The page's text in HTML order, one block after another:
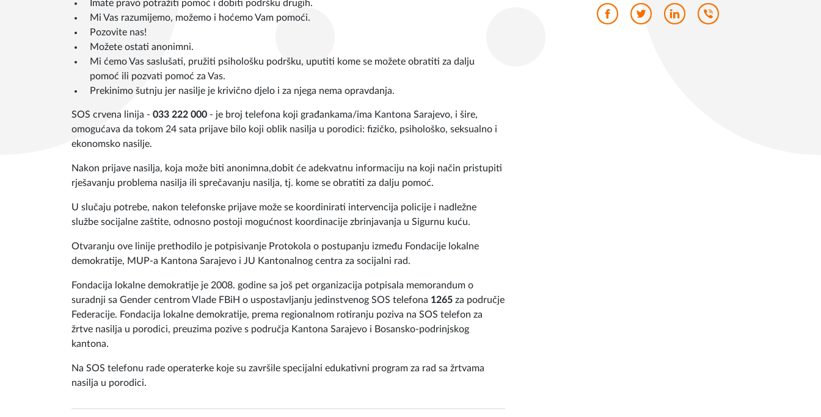
Imate pravo potražiti pomoć i dobiti podršku drugih.
Mi Vas razumijemo, možemo i hoćemo Vam pomoći.
Pozovite nas!
Možete ostati anonimni.
Mi ćemo Vas saslušati, pružiti psihološku podršku, uputiti kome se možete obratiti za dalju
pomoć ili pozvati pomoć za Vas.
Prekinimo šutnju jer nasilje je krivično djelo i za njega nema opravdanja.
SOS crvena linija - 033 222 000 - je broj telefona koji građankama/ima Kantona Sarajevo, i šire,
omogućava da tokom 24 sata prijave bilo koji oblik nasilja u porodici: fizičko, psihološko, seksualno i
ekonomsko nasilje.
Nakon prijave nasilja, koja može biti anonimna,dobit će adekvatnu informaciju na koji način pristupiti
rješavanju problema nasilja ili sprečavanju nasilja, tj. kome se obratiti za dalju pomoć.
U slučaju potrebe, nakon telefonske prijave može se koordinirati intervencija policije i nadležne
službe socijalne zaštite, odnosno postoji mogućnost koordinacije zbrinjavanja u Sigurnu kuću.
Otvaranju ove linije prethodilo je potpisivanje Protokola o postupanju između Fondacije lokalne
demokratije, MUP-a Kantona Sarajevo i JU Kantonalnog centra za socijalni rad.
Fondacija lokalne demokratije je 2008. godine sa još pet organizacija potpisala memorandum o
suradnji sa Gender centrom Vlade FBiH o uspostavljanju jedinstvenog SOS telefona 1265 za područje
Federacije. Fondacija lokalne demokratije, prema regionalnom rotiranju poziva na SOS telefon za
žrtve nasilja u porodici, preuzima pozive s područja Kantona Sarajevo i Bosansko-podrinjskog
kantona.
Na SOS telefonu rade operaterke koje su završile specijalni edukativni program za rad sa žrtvama
nasilja u porodici.